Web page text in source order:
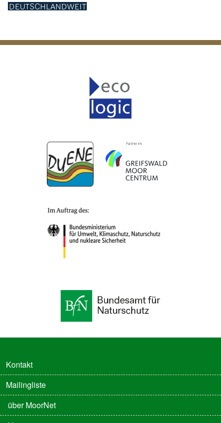
DEUTSCHLANDWEIT
Kontakt
Mailingliste
FUSSZEILE 2
über MoorNet